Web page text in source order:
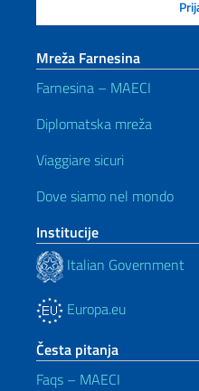
Mreža Farnesina
Farnesina – MAECI
Diplomatska mreža
Viaggiare sicuri
Dove siamo nel mondo
Institucije
Italian Government
Europa.eu
Česta pitanja
Faqs – MAECI